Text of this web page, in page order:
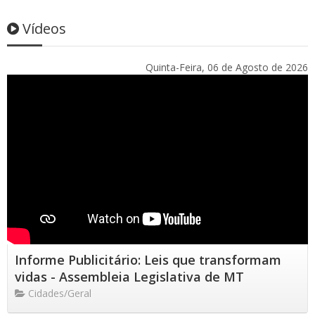
Vídeos
Quinta-Feira, 06 de Agosto de 2026
Informe Publicitário: Leis que transformam
vidas - Assembleia Legislativa de MT
Cidades/Geral